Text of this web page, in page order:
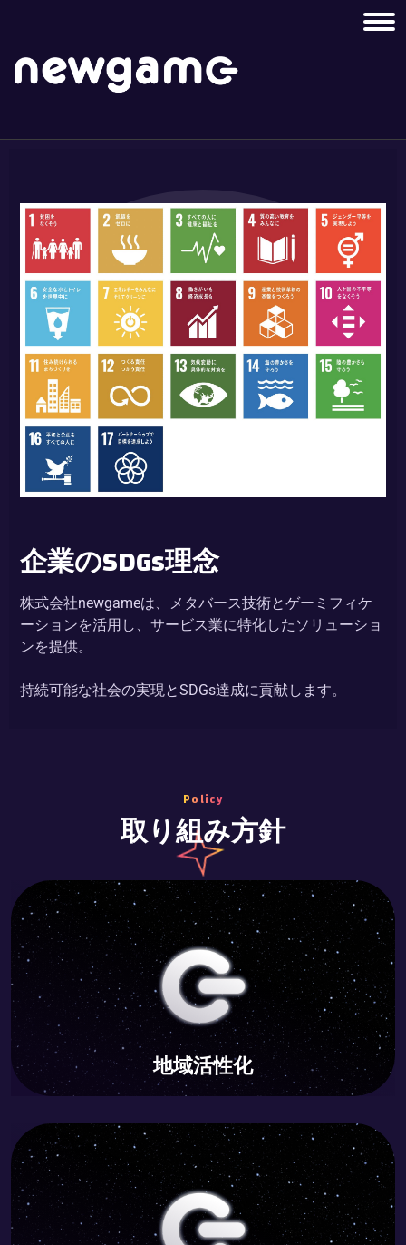
企業のSDGs理念
株式会社newgameは、メタバース技術とゲーミフィケ
ーションを活用し、サービス業に特化したソリューショ
ンを提供。
持続可能な社会の実現とSDGs達成に貢献します。
Policy
取り組み方針
地域活性化
済の振興を実現します。
環境配慮
サービス業の効率化を支援し、環境負荷の軽減に貢献し
ます。
働きがい創出